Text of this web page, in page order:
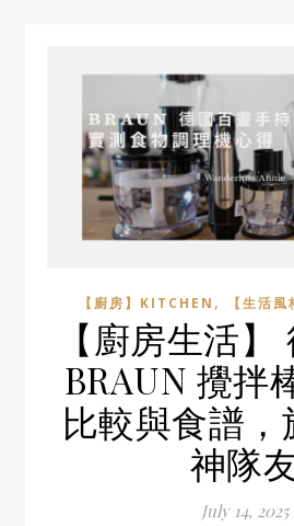
【廚房】KITCHEN , 【生活
【廚房生活
BRAUN 攪拌
比較與食譜，
神隊
July 14, 2025